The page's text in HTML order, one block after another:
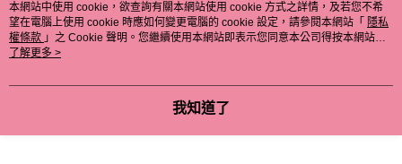
熱門標籤
本網站中使用 cookie，欲查詢有關本網站使用 cookie 方式之詳情，及若您不希
望在電腦上使用 cookie 時應如何變更電腦的 cookie 設定，請參閱本網站「 隱私
權條款 」之 Cookie 聲明。您繼續使用本網站即表示您同意本公司得按本網站使
用條款之 Cookie 聲明使用 cookie。
了解更多 >
我知道了